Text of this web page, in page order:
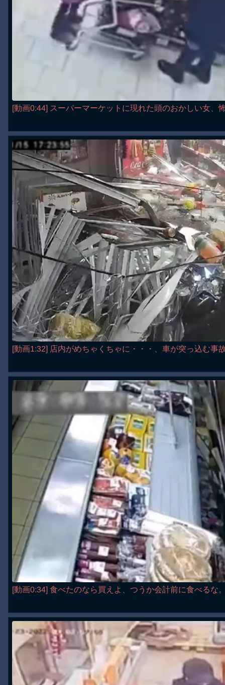
[動画0:44] スーパーマーケットに現れた頭のおかしい女、
[動画1:32] 店内がめちゃくちゃに・・・、車が突っ込む事
[動画0:34] 食べたのなら買えよ、つうか会計前に食べるな